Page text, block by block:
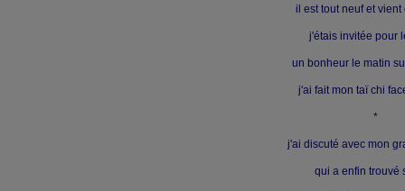
il est tout neuf et vient
j'étais invitée pour
un bonheur le matin
j'ai fait mon taï chi
*
j'ai discuté avec mon
qui a enfin trouvé